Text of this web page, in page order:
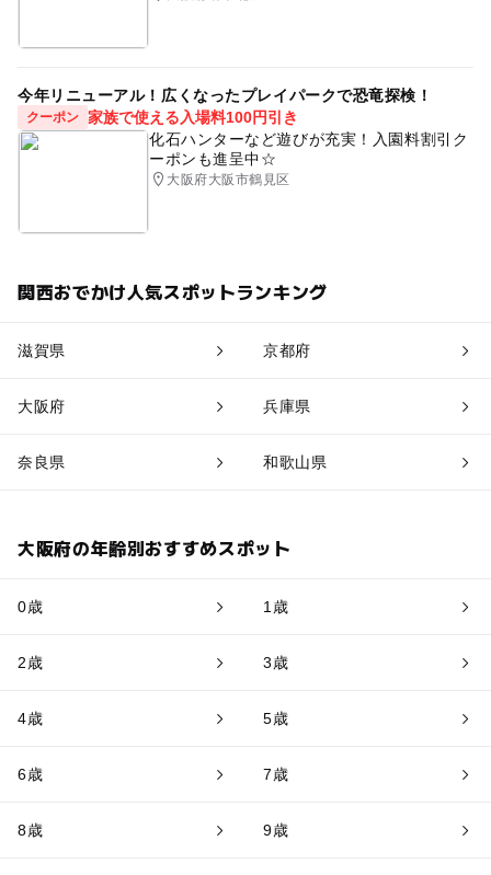
今年リニューアル！広くなったプレイパークで恐竜探検！
クーポン 家族で使える入場料100円引き
化石ハンターなど遊びが充実！入園料割引ク
ーポンも進呈中☆
大阪府大阪市鶴見区
関西おでかけ人気スポットランキング
滋賀県 京都府
大阪府 兵庫県
奈良県 和歌山県
大阪府の年齢別おすすめスポット
0歳 1歳
2歳 3歳
4歳 5歳
6歳 7歳
8歳 9歳